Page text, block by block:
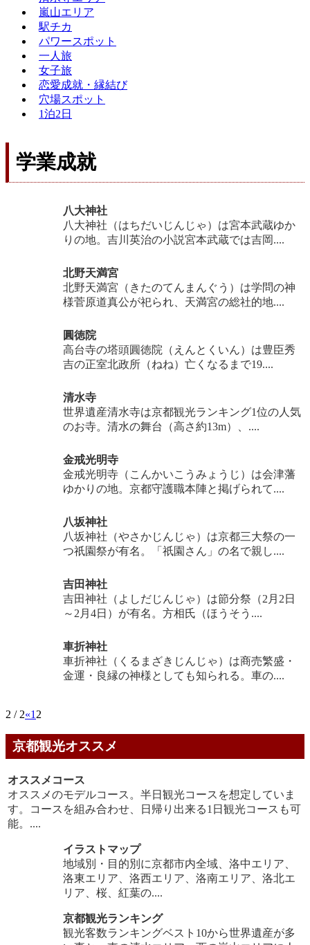
嵐山エリア
駅チカ
パワースポット
一人旅
女子旅
恋愛成就・縁結び
穴場スポット
1泊2日
学業成就
八大神社
八大神社（はちだいじんじゃ）は宮本武蔵ゆか
りの地。吉川英治の小説宮本武蔵では吉岡....
北野天満宮
北野天満宮（きたのてんまんぐう）は学問の神
様菅原道真公が祀られ、天満宮の総社的地....
圓徳院
高台寺の塔頭圓徳院（えんとくいん）は豊臣秀
吉の正室北政所（ねね）亡くなるまで19....
清水寺
世界遺産清水寺は京都観光ランキング1位の人気
のお寺。清水の舞台（高さ約13m）、....
金戒光明寺
金戒光明寺（こんかいこうみょうじ）は会津藩
ゆかりの地。京都守護職本陣と掲げられて....
八坂神社
八坂神社（やさかじんじゃ）は京都三大祭の一
つ祇園祭が有名。「祇園さん」の名で親し....
吉田神社
吉田神社（よしだじんじゃ）は節分祭（2月2日
～2月4日）が有名。方相氏（ほうそう....
車折神社
車折神社（くるまざきじんじゃ）は商売繁盛・
金運・良縁の神様としても知られる。車の....
2 / 2«1 2
京都観光オススメ
オススメコース
オススメのモデルコース。半日観光コースを想定していま
す。コースを組み合わせ、日帰り出来る1日観光コースも可
能。....
イラストマップ
地域別・目的別に京都市内全域、洛中エリア、
洛東エリア、洛西エリア、洛南エリア、洛北エ
リア、桜、紅葉の....
京都観光ランキング
観光客数ランキングベスト10から世界遺産が多